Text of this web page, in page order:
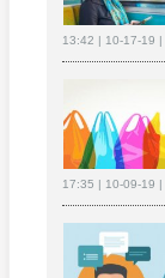
13:42 | 10-17-19 |
17:35 | 10-09-19 |